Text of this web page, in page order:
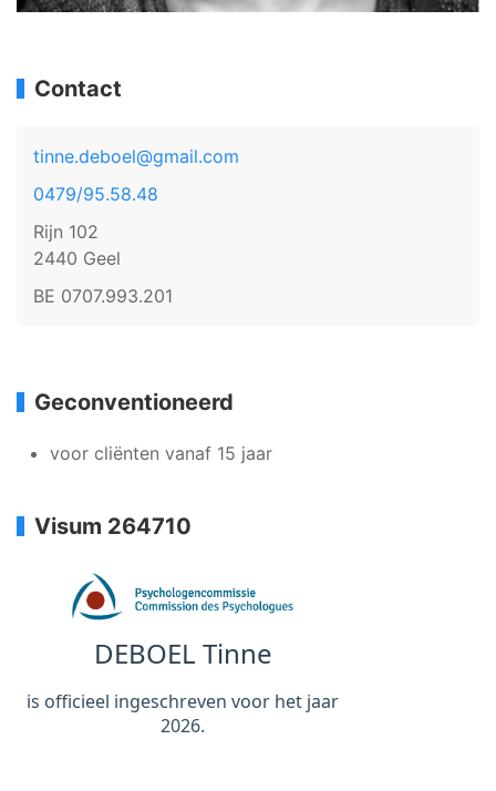
Contact
tinne.deboel@gmail.com
0479/95.58.48
Rijn 102
2440 Geel
BE 0707.993.201
Geconventioneerd
voor cliënten vanaf 15 jaar
Visum 264710